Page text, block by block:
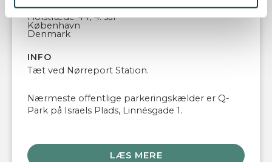
Kosmopol - 4A
Fiolstræde 44, 4. sal
København
Denmark
INFO
Tæt ved Nørreport Station.
Nærmeste offentlige parkeringskælder er Q-
Park på Israels Plads, Linnésgade 1 .
LÆS MERE